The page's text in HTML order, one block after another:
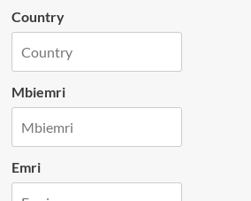
Country
Mbiemri
Emri